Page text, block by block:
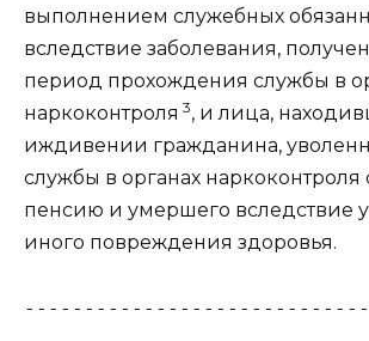
выполнением служебных
вследствие заболевания,
период прохождения службы в
наркоконтроля 3, и лица,
иждивении гражданина,
службы в органах наркоконтроля
пенсию и умершего вследствие
иного повреждения здоровья.